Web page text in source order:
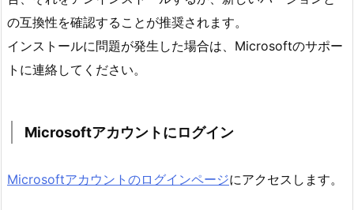
の互換性を確認することが推奨されます。
インストールに問題が発生した場合は、Microsoftのサポー
トに連絡してください。
Microsoftアカウントにログイン
Microsoftアカウントのログインページにアクセスします。